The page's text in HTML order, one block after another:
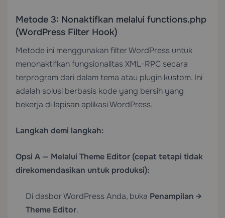
Metode 3: Nonaktifkan melalui functions.php
(WordPress Filter Hook)
Metode ini menggunakan filter WordPress untuk
menonaktifkan fungsionalitas XML-RPC secara
terprogram dari dalam tema atau plugin kustom. Ini
adalah solusi berbasis kode yang bersih yang
bekerja di lapisan aplikasi WordPress.
Langkah demi langkah:
Opsi A — Melalui Theme Editor (cepat tetapi tidak
direkomendasikan untuk produksi):
Di dasbor WordPress Anda, buka Penampilan →
Theme Editor.